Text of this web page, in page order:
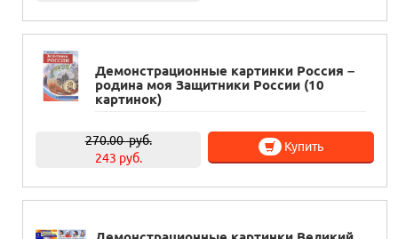
Демонстрационные картинки Россия –
родина моя Защитники России (10
картинок)
270.00руб.
243 руб.
Купить